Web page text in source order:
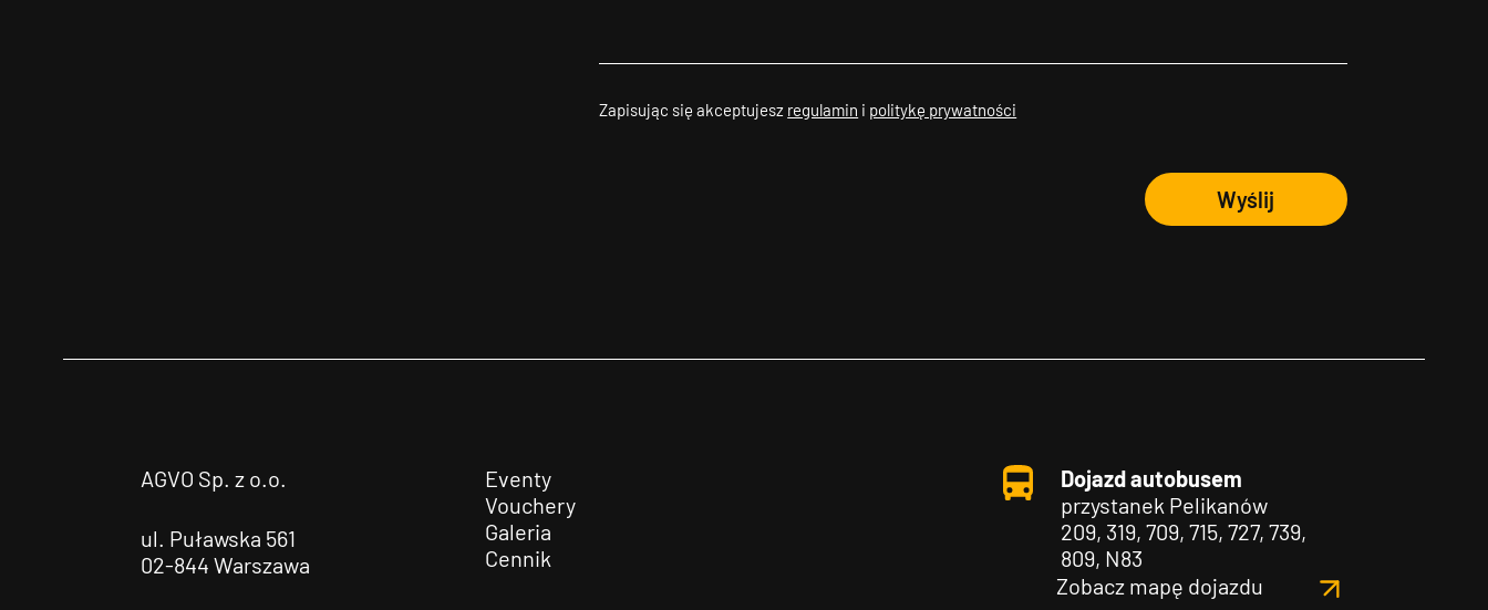
Zapisując się akceptujesz regulamin i politykę prywatności
Wyślij
AGVO Sp. z o.o.
ul. Puławska 561
02-844 Warszawa
Eventy
Vouchery
Galeria
Cennik
Dojazd autobusem
przystanek Pelikanów
209, 319, 709, 715, 727, 739,
809, N83
Zobacz mapę dojazdu